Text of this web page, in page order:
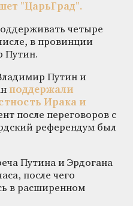
"ЦарьГрад".
четыре
в провинции
Путин.
Путин и
поддержали
Ирака и
после переговоров с
референдум был
Путина и Эрдогана
после чего
в расширенном